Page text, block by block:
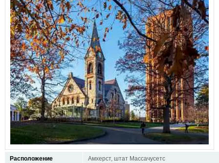
Расположение
Амхерст, штат Массачусетс